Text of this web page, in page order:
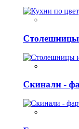
Столешницы
Скинали -